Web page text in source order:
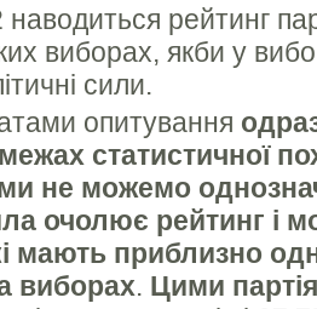
наводиться рейтинг
виборах, якби у
сили.
опитування
статистичної
не можемо
очолює рейтинг і
мають приблизно
виборах. Цими